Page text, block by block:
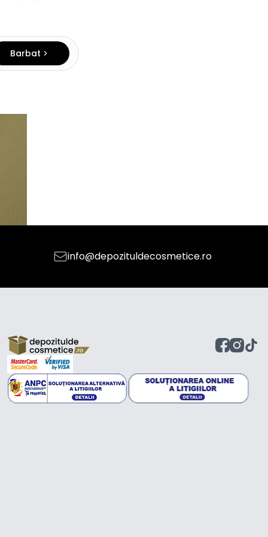
Barbat
info@depozituldecosmetice.ro